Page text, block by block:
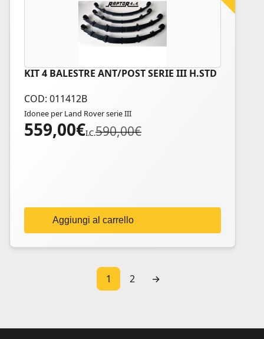
KIT 4 BALESTRE ANT/POST SERIE III H.STD
COD: 011412B
Idonee per Land Rover serie III
590,00€
Il
prezzo
559,00€
Il
prezzo
I.C.
Aggiungi al carrello
1 2 →